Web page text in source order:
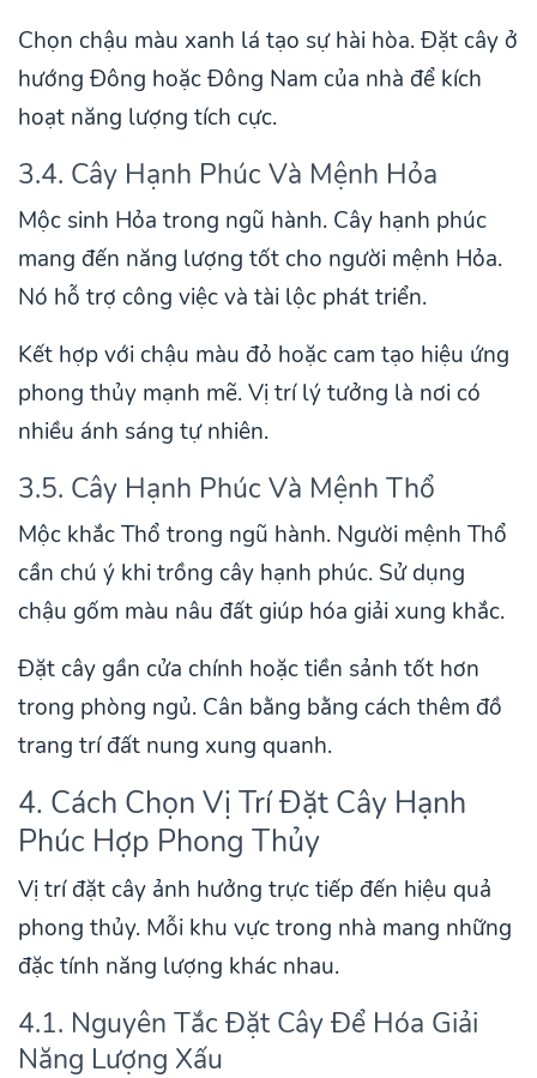
Chọn chậu màu xanh lá tạo sự hài hòa. Đặt cây ở
hướng Đông hoặc Đông Nam của nhà để kích
hoạt năng lượng tích cực.
3.4. Cây Hạnh Phúc Và Mệnh Hỏa
Mộc sinh Hỏa trong ngũ hành. Cây hạnh phúc
mang đến năng lượng tốt cho người mệnh Hỏa.
Nó hỗ trợ công việc và tài lộc phát triển.
Kết hợp với chậu màu đỏ hoặc cam tạo hiệu ứng
phong thủy mạnh mẽ. Vị trí lý tưởng là nơi có
nhiều ánh sáng tự nhiên.
3.5. Cây Hạnh Phúc Và Mệnh Thổ
Mộc khắc Thổ trong ngũ hành. Người mệnh Thổ
cần chú ý khi trồng cây hạnh phúc. Sử dụng
chậu gốm màu nâu đất giúp hóa giải xung khắc.
Đặt cây gần cửa chính hoặc tiền sảnh tốt hơn
trong phòng ngủ. Cân bằng bằng cách thêm đồ
trang trí đất nung xung quanh.
4. Cách Chọn Vị Trí Đặt Cây Hạnh
Phúc Hợp Phong Thủy
Vị trí đặt cây ảnh hưởng trực tiếp đến hiệu quả
phong thủy. Mỗi khu vực trong nhà mang những
đặc tính năng lượng khác nhau.
4.1. Nguyên Tắc Đặt Cây Để Hóa Giải
Năng Lượng Xấu